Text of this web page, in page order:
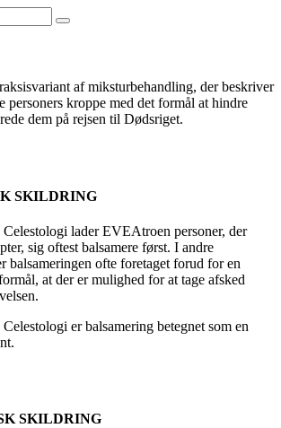
af miksturbehandling, der beskriver
personers kroppe med det formål at hindre
dem på rejsen til Dødsriget.
SKILDRING
lader EVEAtroen personer, der
sig oftest balsamere først. I andre
balsameringen ofte foretaget forud for en
at der er mulighed for at tage afsked
er balsamering betegnet som en
SKILDRING